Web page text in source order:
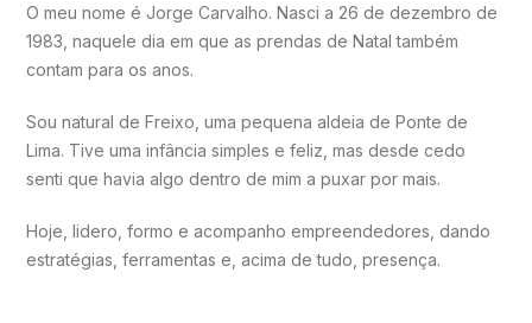
O meu nome é Jorge Carvalho. Nasci a 26 de dezembro de
1983, naquele dia em que as prendas de Natal também
contam para os anos.
Sou natural de Freixo, uma pequena aldeia de Ponte de
Lima. Tive uma infância simples e feliz, mas desde cedo
senti que havia algo dentro de mim a puxar por mais.
Hoje, lidero, formo e acompanho empreendedores, dando
estratégias, ferramentas e, acima de tudo, presença.